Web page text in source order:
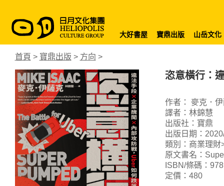
大好書屋 寶鼎出版 山岳文化
首頁 > 寶鼎出版 > 方向 >
恣意橫行：
作者： 麥克．
譯者：林錦慧
出版社：寶鼎
出版日期：
類別：商業理財
原文書名：
ISBN/條碼：
定價：480